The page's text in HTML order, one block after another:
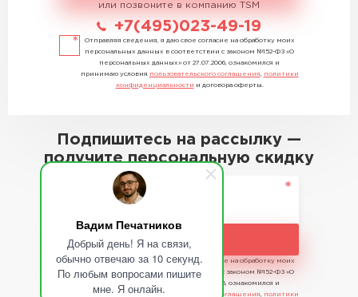
Вадим Печатников
Добрый день! Я на связи,
обычно отвечаю за 10 секунд.
По любым вопросами пишите
мне. Я онлайн.
или позвоните в компанию TSM
+7(495)023-49-19
Отправляя сведения, я даю свое согласие на обработку моих
персональных данных в соответствии с законом №152-ФЗ «О
персональных данных» от 27.07.2006, ознакомился и
принимаю условия пользовательского соглашения
политики
конфиденциальности и договора оферты.
Подпишитесь на рассылку —
получите персональную скидку
Отправляя сведения, я даю свое согласие на обработку моих
персональных данных в соответствии с законом №152-ФЗ «О
персональных данных» от 27.07.2006, ознакомился и
принимаю условияпользовательского соглашения политики